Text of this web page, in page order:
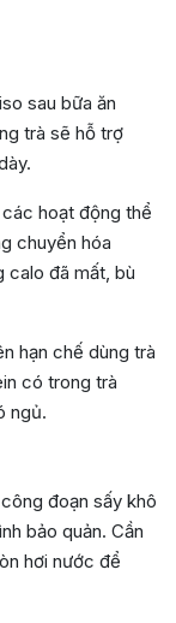
sau bữa ăn
trà sẽ hỗ trợ
hoạt động thể
chuyển hóa
calo đã mất, bù
hạn chế dùng trà
có trong trà
ngủ.
đoạn sấy khô
bảo quản. Cần
hơi nước để